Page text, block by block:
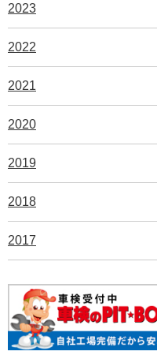
2023
2022
2021
2020
2019
2018
2017